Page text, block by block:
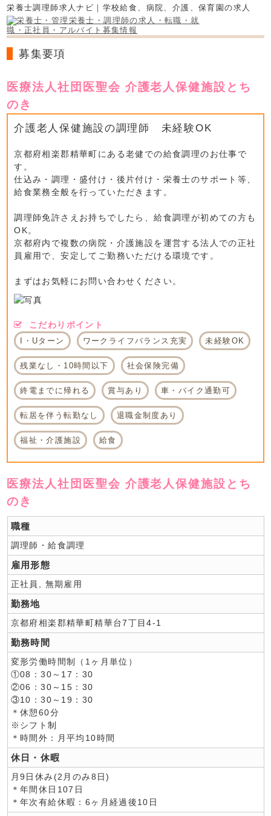
栄養士調理師求人ナビ｜学校給食、病院、介護、保育園の求人
募集要項
医療法人社団医聖会 介護老人保健施設とち
のき
介護老人保健施設の調理師 未経験OK
京都府相楽郡精華町にある老健での給食調理のお仕事で
す。
仕込み・調理・盛付け・後片付け・栄養士のサポート等、
給食業務全般を行っていただきます。
調理師免許さえお持ちでしたら、給食調理が初めての方も
OK。
京都府内で複数の病院・介護施設を運営する法人での正社
員雇用で、安定してご勤務いただける環境です。
まずはお気軽にお問い合わせください。
こだわりポイント
I・Uターン ワークライフバランス充実 未経験OK
残業なし・10時間以下 社会保険完備
終電までに帰れる 賞与あり 車・バイク通勤可
転居を伴う転勤なし 退職金制度あり
福祉・介護施設 給食
医療法人社団医聖会 介護老人保健施設とち
のき
職種
調理師・給食調理
雇用形態
正社員, 無期雇用
勤務地
京都府相楽郡精華町精華台7丁目4-1
勤務時間
変形労働時間制（1ヶ月単位）
①08：30～17：30
②06：30～15：30
③10：30～19：30
＊休憩60分
※シフト制
＊時間外：月平均10時間
休日・休暇
月9日休み(2月のみ8日)
＊年間休日107日
＊年次有給休暇：6ヶ月経過後10日